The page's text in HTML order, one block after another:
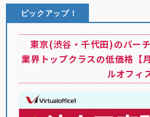
ピックアップ！
東京(渋谷・千代田)のバー
業界トップクラスの低価格【
ルオフィ